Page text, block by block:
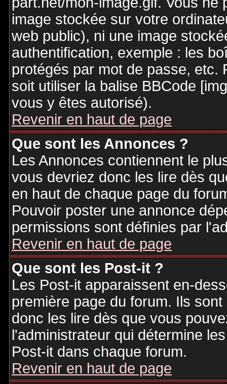
image stockée sur votre
web public), ni une image
authentification, exemple : les
protégés par mot de passe, etc.
soit utiliser la balise BBCode
vous y êtes autorisé).
Revenir en haut de page
Que sont les Annonces ?
Les Annonces contiennent le
vous devriez donc les lire dès
en haut de chaque page du
Pouvoir poster une annonce
permissions sont définies par
Revenir en haut de page
Que sont les Post-it ?
Les Post-it apparaissent en-
première page du forum. Ils
donc les lire dès que vous
l'administrateur qui détermine
Post-it dans chaque forum.
Revenir en haut de page